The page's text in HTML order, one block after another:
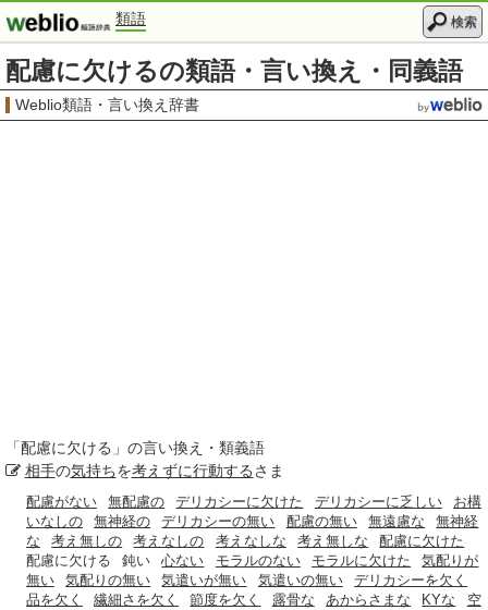
類語 検索
配慮に欠けるの類語・言い換え・同義語
Weblio類語・言い換え辞書
「配慮に欠ける 」の言い換え・類義語
相手の気持ちを考えずに行動するさま
配慮がない 無配慮の デリカシーに欠けた デリカシーに乏しい
お構
いなしの
無神経の デリカシーの無い 配慮の無い 無遠慮な
無神経
な
考え無しの 考えなしの 考えなしな 考え無しな
配慮に欠けた
配慮に欠ける
鈍い 心ない モラルのない モラルに欠けた
気配りが
無い
気配りの無い 気遣いが無い 気遣いの無い
デリカシーを欠く
品を欠く
繊細さを欠く 節度を欠く 露骨な あからさまな KYな
空